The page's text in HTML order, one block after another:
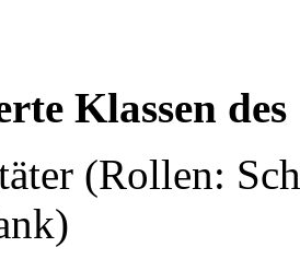
Klassen
(Rollen: